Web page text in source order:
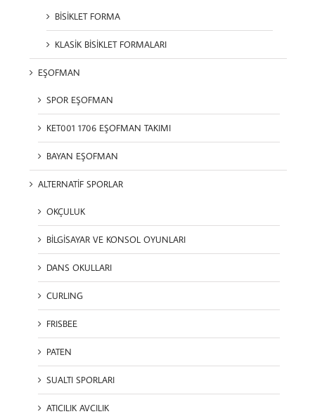
BİSİKLET FORMA
KLASİK BİSİKLET FORMALARI
EŞOFMAN
SPOR EŞOFMAN
KET001 1706 EŞOFMAN TAKIMI
BAYAN EŞOFMAN
ALTERNATİF SPORLAR
OKÇULUK
BİLGİSAYAR VE KONSOL OYUNLARI
DANS OKULLARI
CURLING
FRISBEE
PATEN
SUALTI SPORLARI
ATICILIK AVCILIK